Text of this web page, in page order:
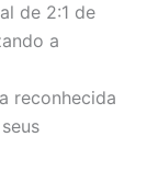
de 2:1 de
a
reconhecida